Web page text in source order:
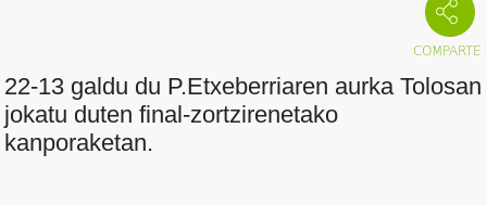
22-13 galdu du P.Etxeberriaren aurka Tolosan
jokatu duten final-zortzirenetako
kanporaketan.